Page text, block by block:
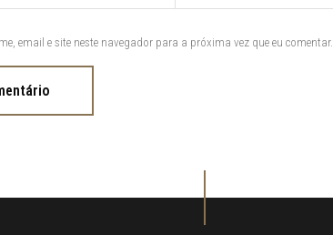
email e site neste navegador para a próxima vez que eu comentar.